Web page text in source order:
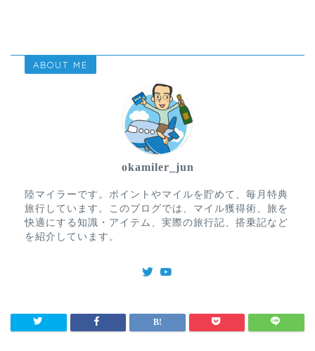
ABOUT ME
okamiler_jun
陸マイラーです。ポイントやマイルを貯めて、毎月特典
旅行しています。このブログでは、マイル獲得術、旅を
快適にする知識・アイテム、実際の旅行記、搭乗記など
を紹介しています。